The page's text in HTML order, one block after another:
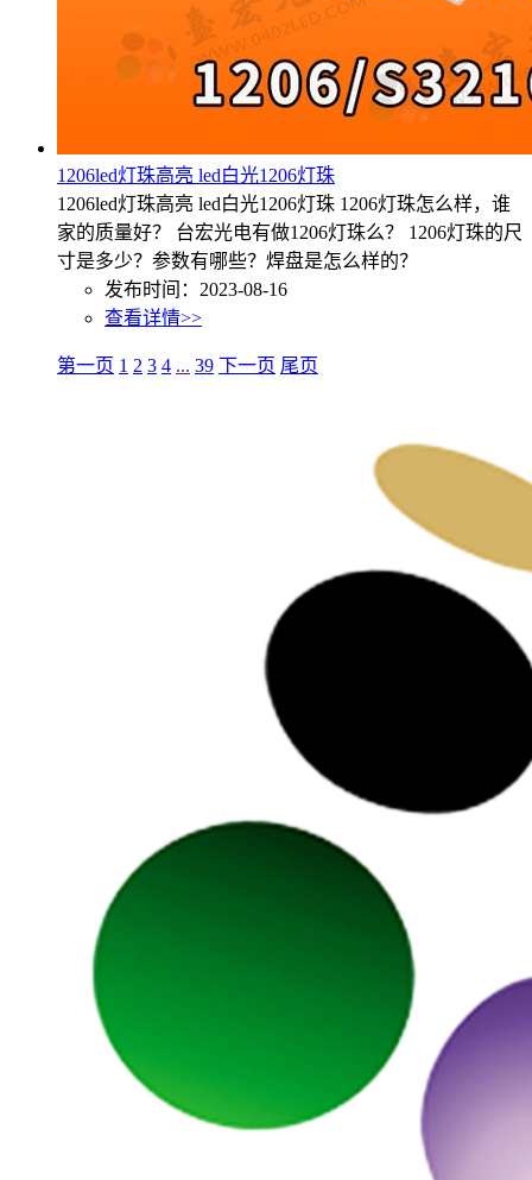
1206led灯珠高亮 led白光1206灯珠
1206led灯珠高亮 led白光1206灯珠 1206灯珠怎么样，谁
家的质量好？ 台宏光电有做1206灯珠么？ 1206灯珠的尺
寸是多少？参数有哪些？焊盘是怎么样的？
发布时间：2023-08-16
查看详情>>
第一页 1 2 3 4 ... 39 下一页 尾页